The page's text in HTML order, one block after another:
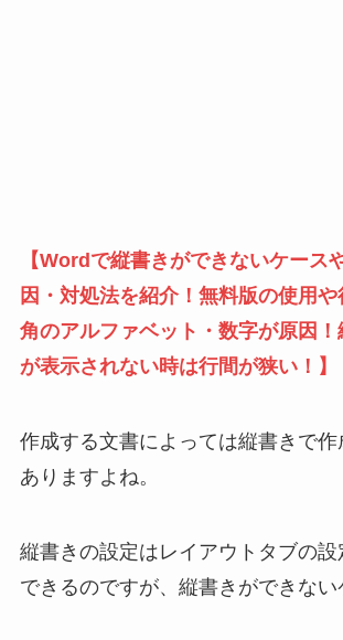
【Wordで縦書きができないケース
因・対処法を紹介！無料版の使用
角のアルファベット・数字が原因
が表示されない時は行間が狭い！】
作成する文書によっては縦書きで作
ありますよね。
縦書きの設定はレイアウトタブの設
できるのですが、縦書きができない